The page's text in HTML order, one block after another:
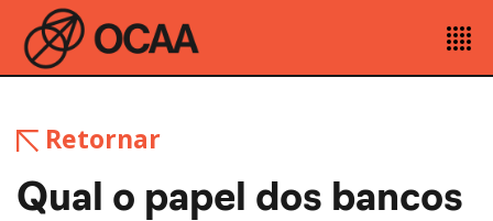
Retornar
Qual o papel dos bancos